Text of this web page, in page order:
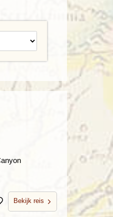
Bekijk reis